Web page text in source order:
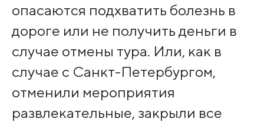
опасаются подхватить болезнь в
дороге или не получить деньги в
случае отмены тура. Или, как в
случае с Санкт-Петербургом,
отменили мероприятия
развлекательные, закрыли все